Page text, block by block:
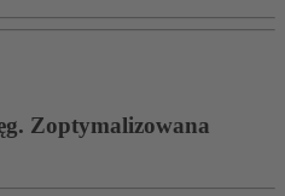
Zoptymalizowana